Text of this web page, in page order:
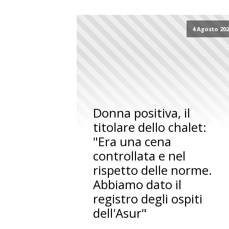
4 Agosto
Donna positiva, il
titolare dello chalet:
"Era una cena
controllata e nel
rispetto delle norme.
Abbiamo dato il
registro degli ospiti
dell'Asur"